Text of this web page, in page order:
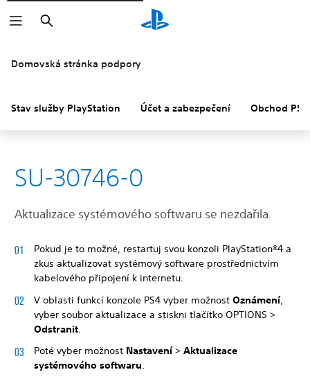
Vyhledat
Domovská stránka podpory
Stav služby PlayStation Účet a zabezpečení Obchod PS
SU-30746-0
Aktualizace systémového softwaru se nezdařila.
Pokud je to možné, restartuj svou konzoli PlayStation®4 a
zkus aktualizovat systémový software prostřednictvím
kabelového připojení k internetu.
V oblasti funkcí konzole PS4 vyber možnost Oznámení,
vyber soubor aktualizace a stiskni tlačítko OPTIONS >
Odstranit
Poté vyber možnost Nastavení> Aktualizace
systémového softwaru.